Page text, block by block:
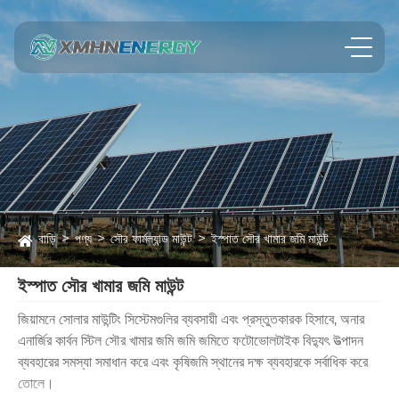
বাড়ি পণ্য সৌর ফার্মল্যান্ড মাউন্ট ইস্পাত সৌর খামার জমি মাউন্ট
ইস্পাত সৌর খামার জমি মাউন্ট
জিয়ামনে সোলার মাউন্টিং সিস্টেমগুলির ব্যবসায়ী এবং প্রস্তুতকারক হিসাবে, অনার
এনার্জির কার্বন স্টিল সৌর খামার জমি জমি জমিতে ফটোভোলটাইক বিদ্যুৎ উত্পাদন
ব্যবহারের সমস্যা সমাধান করে এবং কৃষিজমি স্থানের দক্ষ ব্যবহারকে সর্বাধিক করে
তোলে।